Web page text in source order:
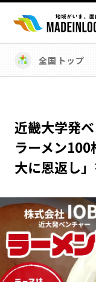
エリアか
岩手エリア
秋田エリア
福島エリア
栃木エリア
埼玉エリア
東京23区エリア
神奈川エリア
富山エリア
福井エリア
全国トップ
近畿大学発
ラーメン100
大に恩返し